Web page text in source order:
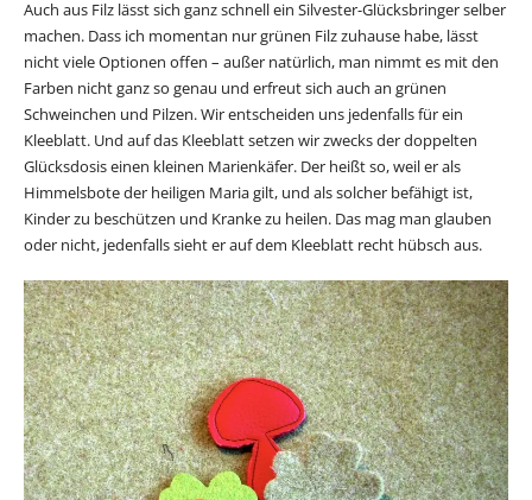
Auch aus Filz lässt sich ganz schnell ein Silvester-Glücksbringer selber
machen. Dass ich momentan nur grünen Filz zuhause habe, lässt
nicht viele Optionen offen – außer natürlich, man nimmt es mit den
Farben nicht ganz so genau und erfreut sich auch an grünen
Schweinchen und Pilzen. Wir entscheiden uns jedenfalls für ein
Kleeblatt. Und auf das Kleeblatt setzen wir zwecks der doppelten
Glücksdosis einen kleinen Marienkäfer. Der heißt so, weil er als
Himmelsbote der heiligen Maria gilt, und als solcher befähigt ist,
Kinder zu beschützen und Kranke zu heilen. Das mag man glauben
oder nicht, jedenfalls sieht er auf dem Kleeblatt recht hübsch aus.